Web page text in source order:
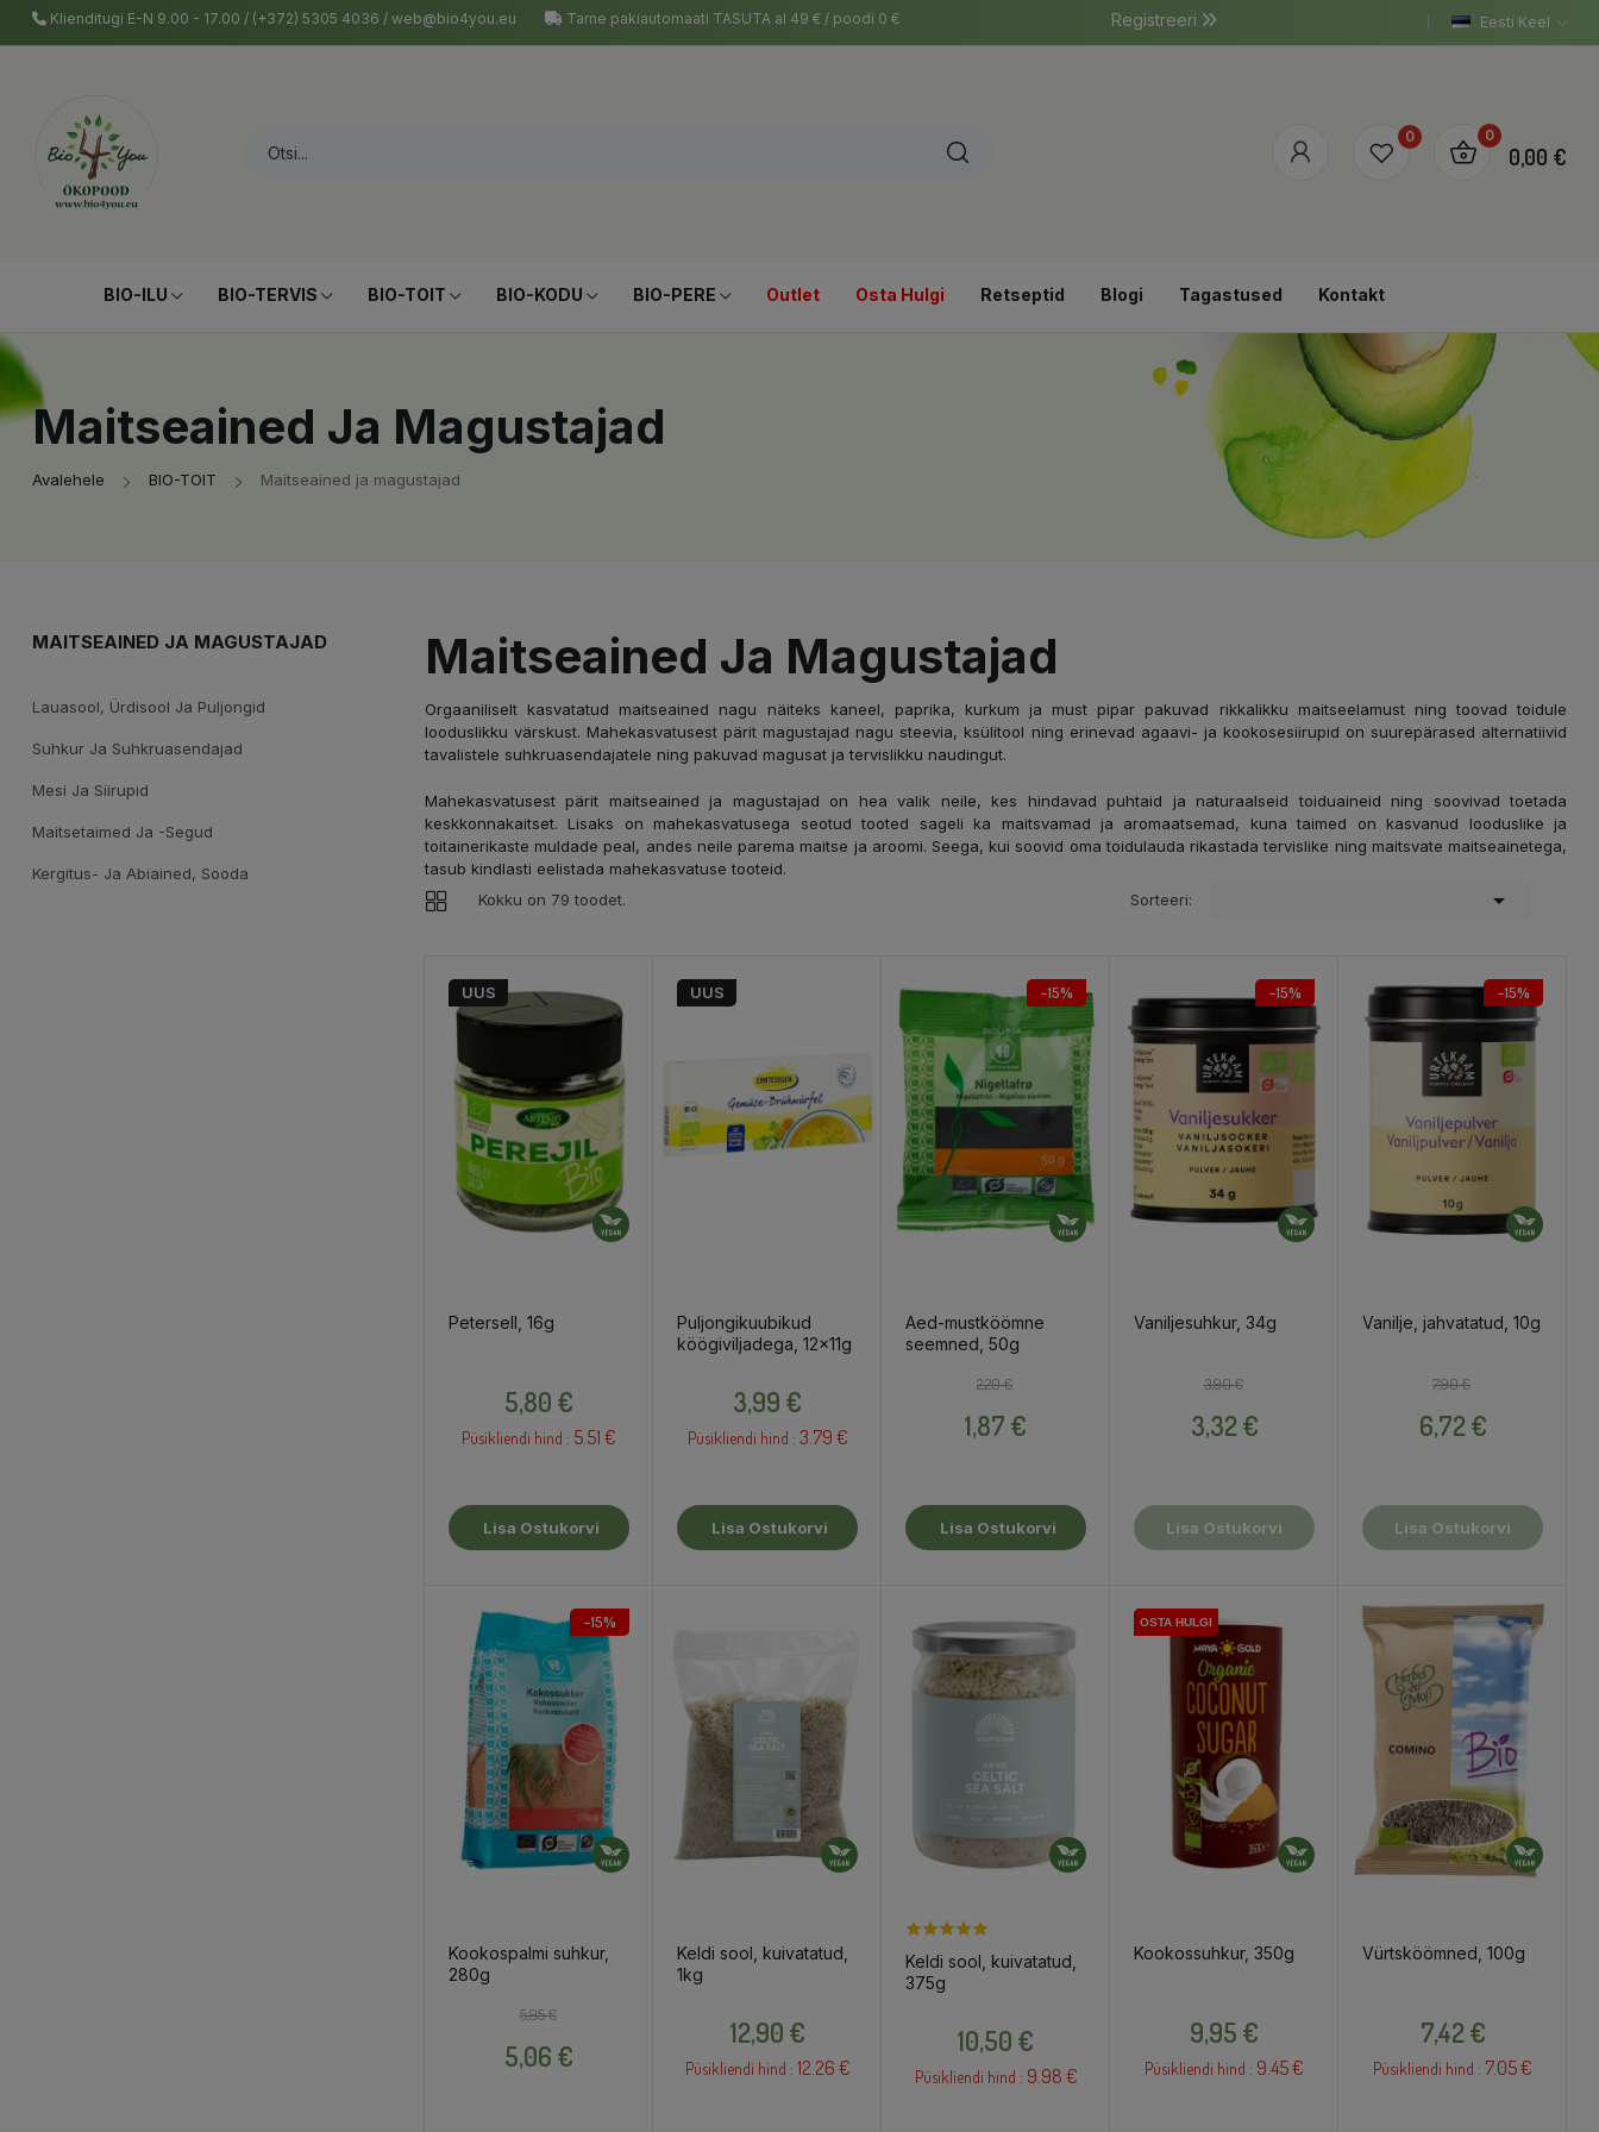
Klienditugi E-N 9.00 - 17.00 / (+372) 5305 4036 / web@bio4you.eu Tarne pakiautomaati TASUTA al 49 € / poodi 0 € Eesti Keel
Registreeri
0 0
0,00 €
BIO-ILU BIO-TERVIS BIO-TOIT BIO-KODU BIO-PERE Outlet Osta Hulgi Retseptid Blogi Tagastused Kontakt
Maitseained Ja Magustajad
Avalehele BIO-TOIT Maitseained ja magustajad
MAITSEAINED JA MAGUSTAJAD
Lauasool, Ürdisool Ja Puljongid
Suhkur Ja Suhkruasendajad
Mesi Ja Siirupid
Maitsetaimed Ja -segud
Kergitus- Ja Abiained, Sooda
Maitseained Ja Magustajad
Orgaaniliselt kasvatatud maitseained nagu näiteks kaneel, paprika, kurkum ja must pipar pakuvad rikkalikku maitseelamust ning toovad toidule
looduslikku värskust. Mahekasvatusest pärit magustajad nagu steevia, ksülitool ning erinevad agaavi- ja kookosesiirupid on suurepärased alternatiivid
tavalistele suhkruasendajatele ning pakuvad magusat ja tervislikku naudingut.
Mahekasvatusest pärit maitseained ja magustajad on hea valik neile, kes hindavad puhtaid ja naturaalseid toiduaineid ning soovivad toetada
keskkonnakaitset. Lisaks on mahekasvatusega seotud tooted sageli ka maitsvamad ja aromaatsemad, kuna taimed on kasvanud looduslike ja
toitainerikaste muldade peal, andes neile parema maitse ja aroomi. Seega, kui soovid oma toidulauda rikastada tervislike ning maitsvate maitseainetega,
tasub kindlasti eelistada mahekasvatuse tooteid.
Kokku on 79 toodet.
Sorteeri: 
UUS
Petersell, 16g
5,80 €
Püsikliendi hind : 5.51 €
Lisa Ostukorvi
UUS
Puljongikuubikud
köögiviljadega, 12x11g
3,99 €
Püsikliendi hind : 3.79 €
Lisa Ostukorvi
−15%
Aed-mustköömne
seemned, 50g
Tavahind
2,20 €
Hind
1,87 €
Lisa Ostukorvi
−15%
Vaniljesuhkur, 34g
Tavahind
3,90 €
Hind
3,32 €
Lisa Ostukorvi
−15%
Vanilje, jahvatatud, 10g
Tavahind
7,90 €
Hind
6,72 €
Lisa Ostukorvi
−15%
Kookospalmi suhkur,
280g
Tavahind
5,95 €
Hind
5,06 €
Keldi sool, kuivatatud,
1kg
12,90 €
Püsikliendi hind : 12.26 €
Keldi sool, kuivatatud,
375g
10,50 €
Püsikliendi hind : 9.98 €
OSTA HULGI
OSTA HULGI
Kookossuhkur, 350g
9,95 €
Püsikliendi hind : 9.45 €
Vürtsköömned, 100g
7,42 €
Püsikliendi hind : 7.05 €